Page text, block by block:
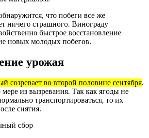
что побеги все же
ничего страшного. Винограду
быстрое восстановление
новых молодых побегов.
урожая
созревает во второй половине сентября.
из вызревания. Так как ягоды не
транспортироваться, то их
снятия.